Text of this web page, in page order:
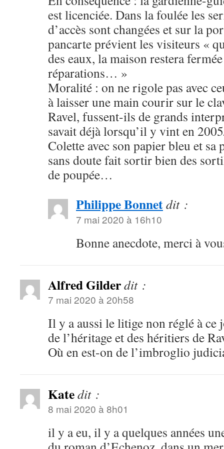
est licenciée. Dans la foulée les
d’accès sont changées et sur la
pancarte prévient les visiteurs «
des eaux, la maison restera
réparations… »
Moralité : on ne rigole pas avec
à laisser une main courir sur le
Ravel, fussent-ils de grands
savait déjà lorsqu’il y vint en
Colette avec son papier bleu et
sans doute fait sortir bien des
de poupée…
Philippe Bonnetdit :
7 mai 2020 à 16h10
Bonne anecdote, merci à
Alfred Gilderdit :
7 mai 2020 à 20h58
Il y a aussi le litige non réglé à ce
de l’héritage et des héritiers de
Où en est-on de l’imbroglio
Katedit :
8 mai 2020 à 8h01
il y a eu, il y a quelques années